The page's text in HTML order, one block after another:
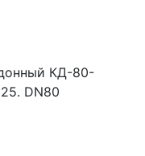
DN80